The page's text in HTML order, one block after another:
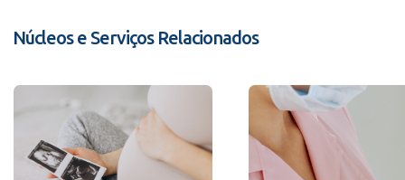
Núcleos e Serviços Relacionados